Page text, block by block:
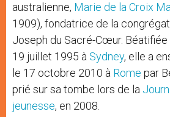
australienne, Marie de la Croix
1909), fondatrice de la
Joseph du Sacré-Cœur. Béatifiée
19 juillet 1995 à Sydney, elle a
le 17 octobre 2010 à Rome par
prié sur sa tombe lors de la
jeunesse, en 2008.